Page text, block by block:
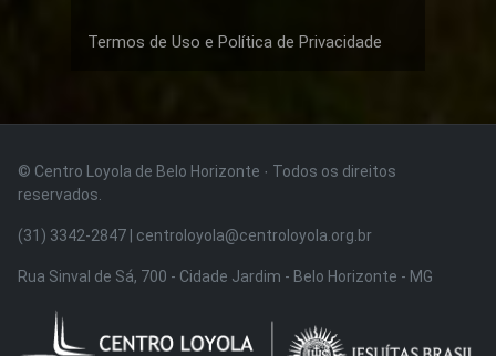
Termos de Uso e Política de Privacidade
© Centro Loyola de Belo Horizonte · Todos os direitos
reservados.
(31) 3342-2847 | centroloyola@centroloyola.org.br
Rua Sinval de Sá, 700 - Cidade Jardim - Belo Horizonte - MG